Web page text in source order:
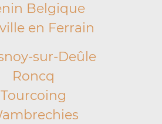
Belgique
en Ferrain
sur-Deûle
Roncq
Tourcoing